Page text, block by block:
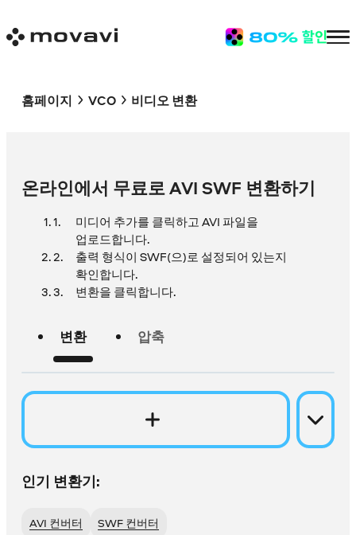
홈페이지 VCO 비디오 변환
온라인에서 무료로 AVI SWF 변환하기
미디어 추가를 클릭하고 AVI 파일을
업로드합니다.
출력 형식이 SWF(으)로 설정되어 있는지
확인합니다.
변환을 클릭합니다.
변환 압축
인기 변환기:
AVI 컨버터 SWF 컨버터